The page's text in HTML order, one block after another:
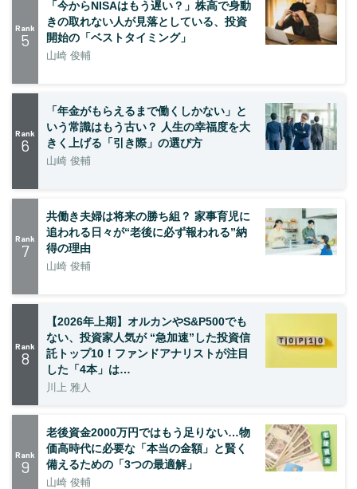
Rank
5
「今からNISAはもう遅い？」株高で身動
きの取れない人が見落としている、投資
開始の「ベストタイミング」
山崎 俊輔
Rank
6
「年金がもらえるまで働くしかない」と
いう常識はもう古い？ 人生の幸福度を大
きく上げる「引き際」の選び方
山崎 俊輔
Rank
7
共働き夫婦は将来の勝ち組？ 家事育児に
追われる日々が“老後に必ず報われる”納
得の理由
山崎 俊輔
Rank
8
【2026年上期】オルカンやS&P500でも
ない、投資家人気が “急加速”した投資信
託トップ10！ファンドアナリストが注目
した「4本」は…
川上 雅人
Rank
9
老後資金2000万円ではもう足りない…物
価高時代に必要な「本当の金額」と賢く
備えるための「3つの最適解」
山崎 俊輔